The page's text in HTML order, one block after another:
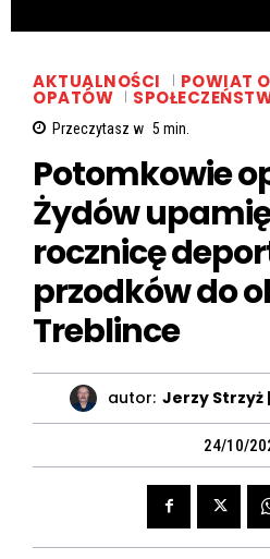
AKTUALNOŚCI POWIAT
OPATÓW
Przeczytasz w 5 min.
Potomkowie
Żydów
rocznicę
przodków do
Treblince
autor: Jerzy Strzyż
24/10/